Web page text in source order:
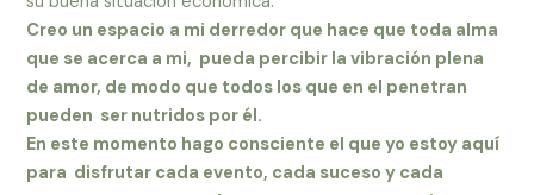
Creo un espacio a mi derredor que hace que toda alma
que se acerca a mi, pueda percibir la vibración plena
de amor, de modo que todos los que en el penetran
pueden ser nutridos por él.
En este momento hago consciente el que yo estoy aquí
para disfrutar cada evento, cada suceso y cada